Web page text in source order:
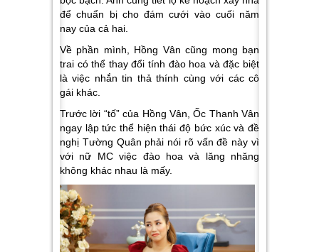
để chuẩn bị cho đám cưới vào cuối năm
nay của cả hai.
Về phần mình, Hồng Vân cũng mong bạn
trai có thể thay đổi tính đào hoa và đặc biệt
là việc nhắn tin thả thính cùng với các cô
gái khác.
Trước lời “tố” của Hồng Vân, Ốc Thanh Vân
ngay lập tức thể hiện thái độ bức xúc và đề
nghị Tường Quân phải nói rõ vấn đề này vì
với nữ MC việc đào hoa và lăng nhăng
không khác nhau là mấy.